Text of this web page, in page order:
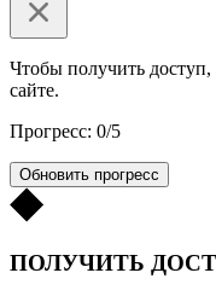
Чтобы получить
сайте.
Прогресс: 0/5
Обновить прогресс
ПОЛУЧИТЬ